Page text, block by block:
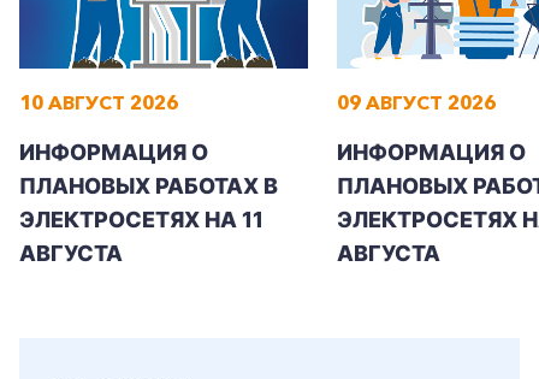
10 АВГУСТ 2026
ИНФОРМАЦИЯ О
ПЛАНОВЫХ РАБОТАХ В
ЭЛЕКТРОСЕТЯХ НА 11
АВГУСТА
09 АВГУСТ 2026
ИНФОРМАЦИЯ О
ПЛАНОВЫХ
ЭЛЕКТРОСЕТЯХ
АВГУСТА